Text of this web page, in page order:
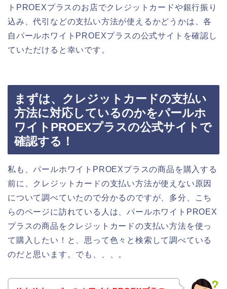
トPROEXプラスのお店でクレジットカードや銀行振り
込み、代引などの支払い方法が使えるかどうかは、各
自パールホワイトPROEXプラスの公式サイトを確認し
ていただけると幸いです。
まずは、クレジットカードの支払い
方法に対応しているのかをパールホ
ワイトPROEXプラスの公式サイトで
確認する！
私も、パールホワイトPROEXプラスの商品を購入する
前に、クレジットカードの支払い方法が使えない原因
について調べていたので分かるのですが、多分、こち
らのページに訪れている人は、パールホワイトPROEX
プラスの商品をクレジットカードの支払い方法を使っ
て購入したい！と、思って色々と検索して調べている
のだと思います。でも、、、。